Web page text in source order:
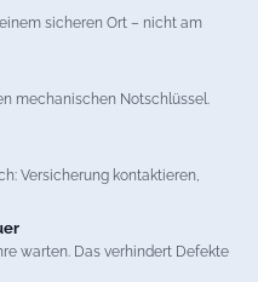
sicheren Ort – nicht am
mechanischen Notschlüssel.
Versicherung kontaktieren,
warten. Das verhindert Defekte